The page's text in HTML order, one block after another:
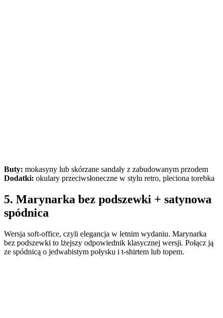
Buty: mokasyny lub skórzane sandały z zabudowanym przodem
Dodatki: okulary przeciwsłoneczne w stylu retro, pleciona torebka
5. Marynarka bez podszewki + satynowa
spódnica
Wersja soft-office, czyli elegancja w letnim wydaniu. Marynarka
bez podszewki to lżejszy odpowiednik klasycznej wersji. Połącz ją
ze spódnicą o jedwabistym połysku i t-shirtem lub topem.